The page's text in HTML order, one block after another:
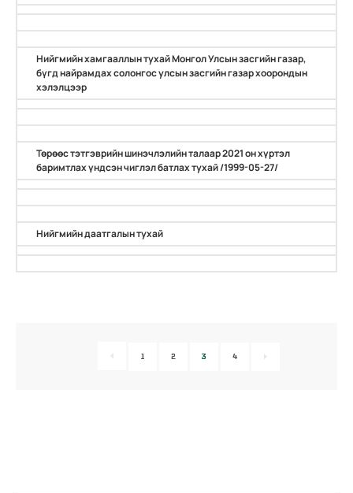
Нийгмийн хамгааллын тухай Монгол Улсын засгийн газар,
бүгд найрамдах солонгос улсын засгийн газар хоорондын
хэлэлцээр
Төрөөс тэтгэврийн шинэчлэлийн талаар 2021 он хүртэл
баримтлах үндсэн чиглэл батлах тухай /1999-05-27/
Нийгмийн даатгалын тухай
1 2 3 4